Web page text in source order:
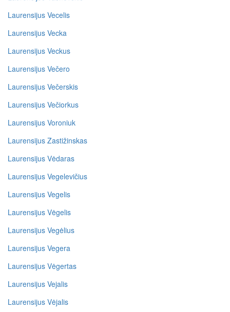
Laurensijus Vecelis
Laurensijus Vecka
Laurensijus Veckus
Laurensijus Večero
Laurensijus Večerskis
Laurensijus Večiorkus
Laurensijus Voroniuk
Laurensijus Zastižinskas
Laurensijus Vėdaras
Laurensijus Vegelevičius
Laurensijus Vegelis
Laurensijus Vėgelis
Laurensijus Vegėlius
Laurensijus Vegera
Laurensijus Vėgertas
Laurensijus Vejalis
Laurensijus Vėjalis